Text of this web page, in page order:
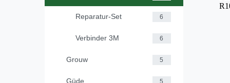
Reparatur-Set 6
Verbinder 3M 6
Grouw 5
Güde 5